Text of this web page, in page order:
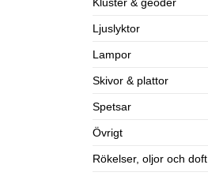
Ljuslyktor
Lampor
Skivor & plattor
Spetsar
Övrigt
Rökelser, oljor och doft